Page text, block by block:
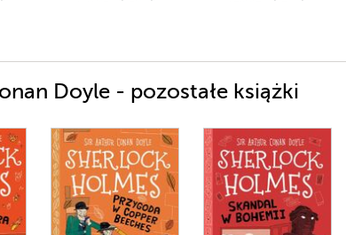
Doyle - pozostałe książki